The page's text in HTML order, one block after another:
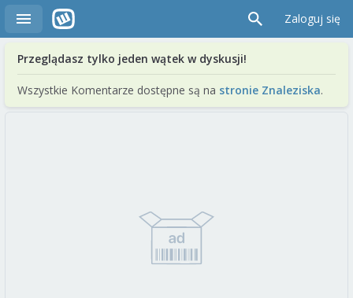
Zaloguj się
Przeglądasz tylko jeden wątek w dyskusji!
Wszystkie Komentarze dostępne są na stronie Znaleziska.